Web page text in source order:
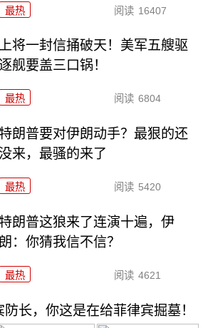
最热 阅读 16407
上将一封信捅破天！美军五艘驱
逐舰要盖三口锅！
最热 阅读 6804
朗普要对伊朗动手？最狠的还
来，最骚的来了
最热 阅读 5420
朗普这狼来了连演十遍，伊
朗：你猜我信不信？
最热 阅读 4621
长，你这是在给菲律宾掘墓！